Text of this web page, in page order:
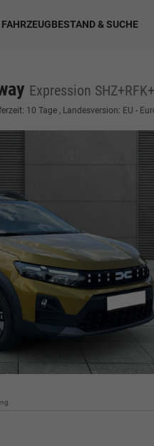
FAHRZEUGBESTAND & SUCHE
Expression
10 Tage , Landesversion: EU -